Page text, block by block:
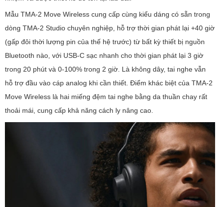
Mẫu TMA-2 Move Wireless cung cấp cùng kiểu dáng có sẵn trong
dòng TMA-2 Studio chuyên nghiệp, hỗ trợ thời gian phát lại +40 giờ
(gấp đôi thời lượng pin của thế hệ trước) từ bất kỳ thiết bị nguồn
Bluetooth nào, với USB-C sạc nhanh cho thời gian phát lại 3 giờ
trong 20 phút và 0-100% trong 2 giờ. Là không dây, tai nghe vẫn
hỗ trợ đầu vào cáp analog khi cần thiết. Điểm khác biệt của TMA-2
Move Wireless là hai miếng đệm tai nghe bằng da thuần chay rất
thoải mái, cung cấp khả năng cách ly nâng cao.